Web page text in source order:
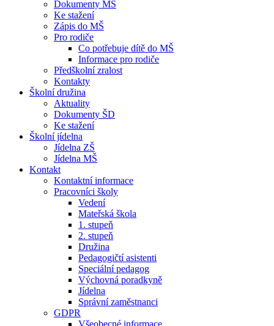
Dokumenty MŠ
Ke stažení
Zápis do MŠ
Pro rodiče
Co potřebuje dítě do MŠ
Informace pro rodiče
Předškolní zralost
Kontakty
Školní družina
Aktuality
Dokumenty ŠD
Ke stažení
Školní jídelna
Jídelna ZŠ
Jídelna MŠ
Kontakt
Kontaktní informace
Pracovníci školy
Vedení
Mateřská škola
1. stupeň
2. stupeň
Družina
Pedagogičtí asistenti
Speciální pedagog
Výchovná poradkyně
Jídelna
Správní zaměstnanci
GDPR
Všeobecné informace